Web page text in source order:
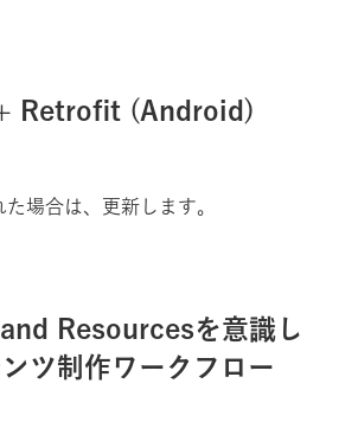
Retrofit (Android)
場合は、更新します。
Resourcesを意識し
ツ制作ワークフロー